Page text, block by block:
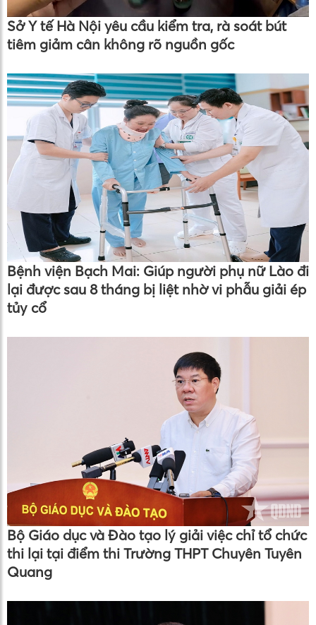
Sở Y tế Hà Nội yêu cầu kiểm tra, rà soát bút
tiêm giảm cân không rõ nguồn gốc
Bệnh viện Bạch Mai: Giúp người phụ nữ Lào đi
lại được sau 8 tháng bị liệt nhờ vi phẫu giải ép
tủy cổ
Bộ Giáo dục và Đào tạo lý giải việc chỉ tổ chức
thi lại tại điểm thi Trường THPT Chuyên Tuyên
Quang